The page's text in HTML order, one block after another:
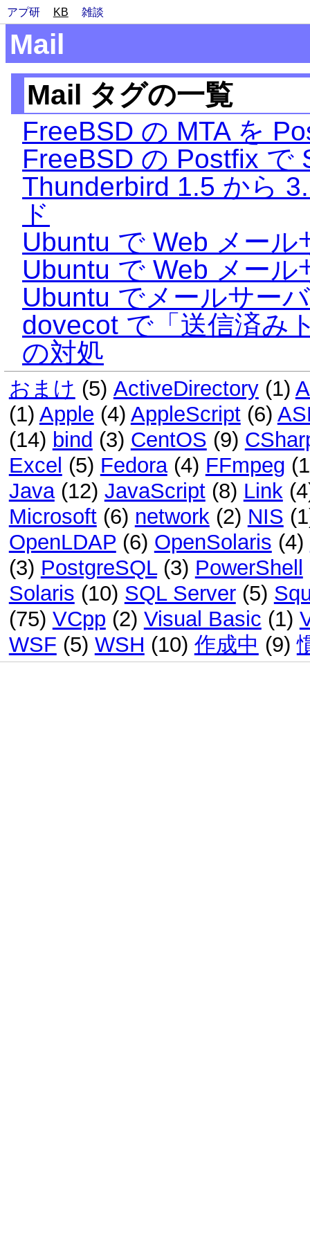
アプ研 KB 雑談
Mail
Mail タグの一覧
FreeBSD の MTA を
FreeBSD の Postfix で
Thunderbird 1.5 から
ド
Ubuntu で Web メール
Ubuntu で Web メール
Ubuntu でメールサー
dovecot で「送信済み
の対処
おまけ (5) ActiveDirectory(1)
(1) Apple (4) AppleScript(6)
(14) bind (3) CentOS (9)
Excel (5) Fedora(4) FFmpeg
Java(12) JavaScript(8) Link
Microsoft(6) network(2) NIS
OpenLDAP (6) OpenSolaris (4)
(3) PostgreSQL(3) PowerShell
Solaris (10) SQL Server(5)
(75) VCpp (2) Visual Basic (1)
WSF (5) WSH (10) 作成中 (9)